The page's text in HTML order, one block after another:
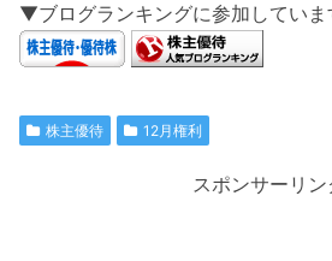
▼ブログランキングに参加していま
株主優待 12月権利
スポンサーリン